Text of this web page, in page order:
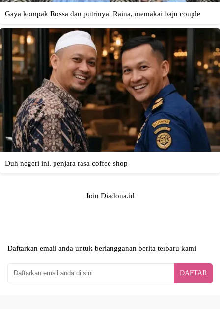
Join Diadona.id
Daftarkan email anda untuk berlangganan berita terbaru kami
DAFTAR